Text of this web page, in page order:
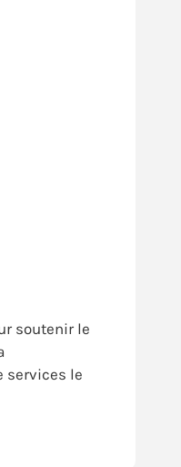
soutenir le
services le